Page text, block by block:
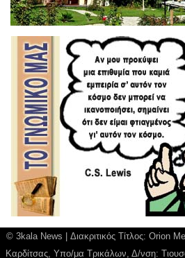
© 3kala News | Διακριτικός Τίτλος:
Καρδίτσας, Υπο/μα Τρικάλων, Δ/νση: